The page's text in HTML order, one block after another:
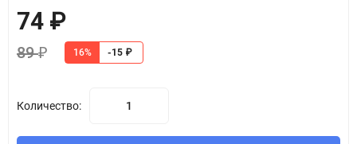
74 ₽
89₽ 16% -15 ₽
Количество: